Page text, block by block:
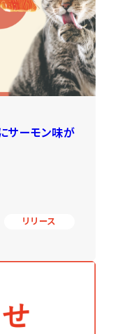
サーモン味が
リリース